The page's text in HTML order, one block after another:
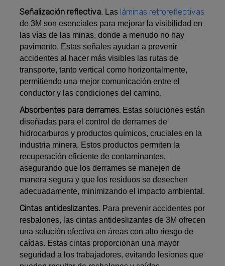
Señalización reflectiva. Las láminas retroreflectivas
de 3M son esenciales para mejorar la visibilidad en
las vías de las minas, donde a menudo no hay
pavimento. Estas señales ayudan a prevenir
accidentes al hacer más visibles las rutas de
transporte, tanto vertical como horizontalmente,
permitiendo una mejor comunicación entre el
conductor y las condiciones del camino.
Absorbentes para derrames. Estas soluciones están
diseñadas para el control de derrames de
hidrocarburos y productos químicos, cruciales en la
industria minera. Estos productos permiten la
recuperación eficiente de contaminantes,
asegurando que los derrames se manejen de
manera segura y que los residuos se desechen
adecuadamente, minimizando el impacto ambiental.
Cintas antideslizantes. Para prevenir accidentes por
resbalones, las cintas antideslizantes de 3M ofrecen
una solución efectiva en áreas con alto riesgo de
caídas. Estas cintas proporcionan una mayor
seguridad a los trabajadores, evitando lesiones que